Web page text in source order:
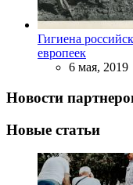
Гигиена
европеек
6 мая, 2019
Новости
Новые статьи